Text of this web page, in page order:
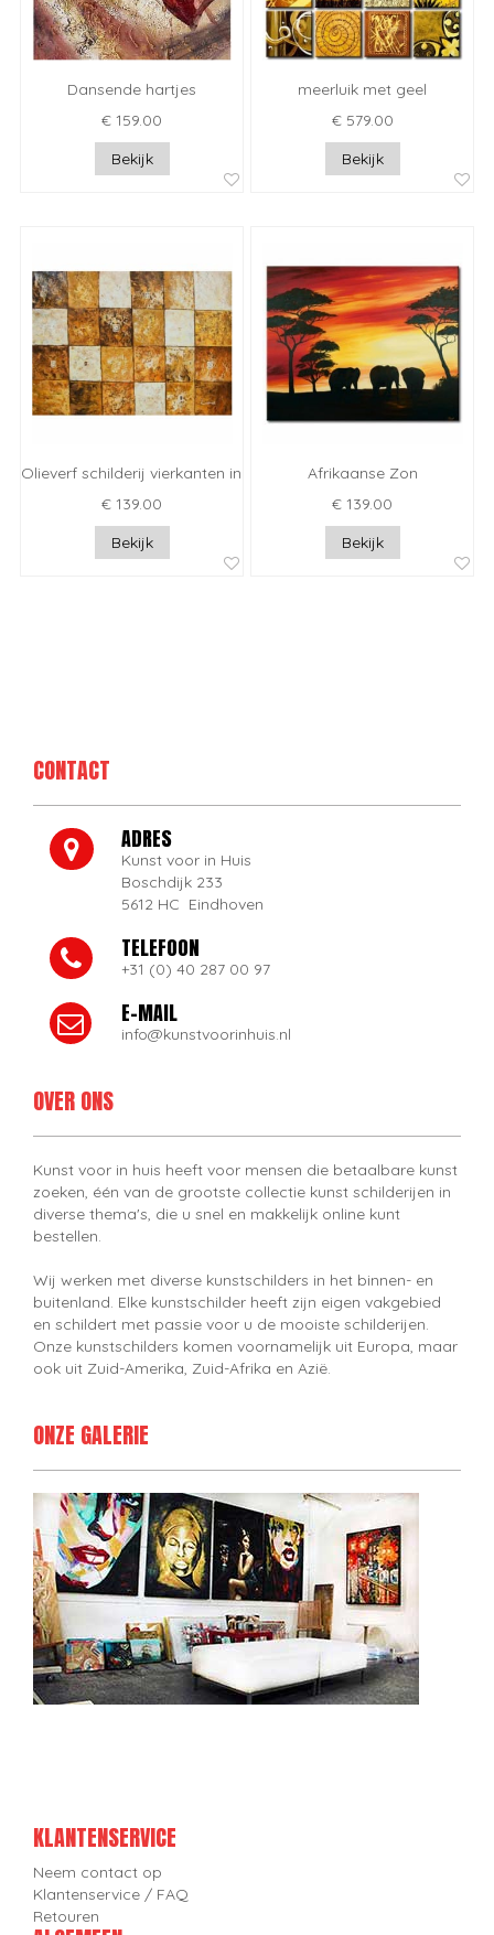
Dansende hartjes
€ 159.00
Bekijk
meerluik met geel
€ 579.00
Bekijk
Olieverf schilderij vierkanten in gloed
€ 139.00
Bekijk
Afrikaanse Zon
€ 139.00
Bekijk
CONTACT
ADRES
Kunst voor in Huis
Boschdijk 233
5612 HC Eindhoven
TELEFOON
+31 (0) 40 287 00 97
E-MAIL
info@kunstvoorinhuis.nl
OVER ONS
Kunst voor in huis heeft voor mensen die betaalbare kunst
zoeken, één van de grootste collectie kunst schilderijen in
diverse thema's, die u snel en makkelijk online kunt
bestellen.
Wij werken met diverse kunstschilders in het binnen- en
buitenland. Elke kunstschilder heeft zijn eigen vakgebied
en schildert met passie voor u de mooiste schilderijen.
Onze kunstschilders komen voornamelijk uit Europa, maar
ook uit Zuid-Amerika, Zuid-Afrika en Azië.
ONZE GALERIE
KLANTENSERVICE
Neem contact op
Klantenservice / FAQ
Retouren